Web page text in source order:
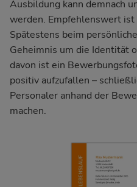
Ausbildung kann demnach
werden. Empfehlenswert
Spätestens beim
Geheimnis um die Identität
davon ist ein
positiv aufzufallen –
Personaler anhand der
machen.